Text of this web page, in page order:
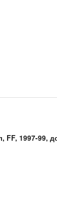
FF, 1997-99,